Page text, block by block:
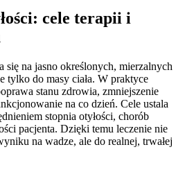
cele terapii i
się na jasno określonych, mierzalnych
tylko do masy ciała. W praktyce
stanu zdrowia, zmniejszenie
na co dzień. Cele ustala
stopnia otyłości, chorób
pacjenta. Dzięki temu leczenie nie
na wadze, ale do realnej, trwałej